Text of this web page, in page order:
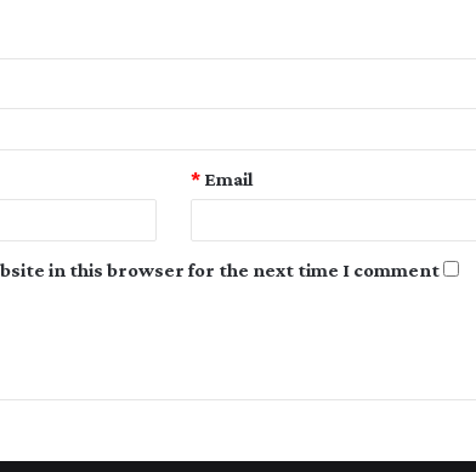
Email
*
in this browser for the next time I comment.